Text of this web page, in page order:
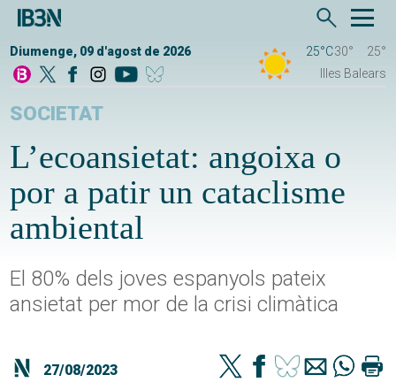
Diumenge, 09 d'agost de 2026 25°C30°
25°
Illes Balears
SOCIETAT
L’ecoansietat: angoixa o
por a patir un cataclisme
ambiental
El 80% dels joves espanyols pateix
ansietat per mor de la crisi climàtica
27/08/2023